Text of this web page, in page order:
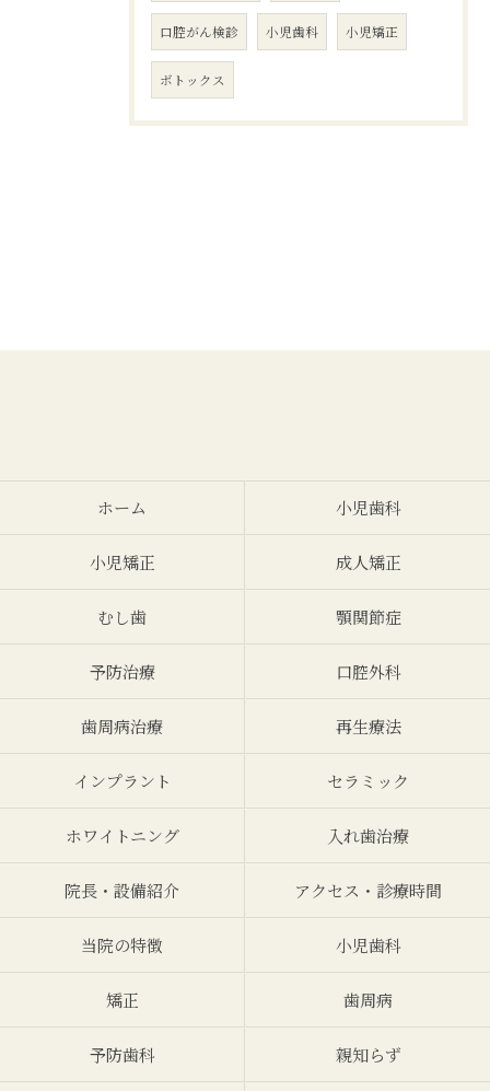
口腔がん検診 小児歯科 小児矯正
ボトックス
ホーム 小児歯科
小児矯正 成人矯正
むし歯 顎関節症
予防治療 口腔外科
歯周病治療 再生療法
インプラント セラミック
ホワイトニング 入れ歯治療
院長・設備紹介 アクセス・診療時間
当院の特徴 小児歯科
矯正 歯周病
予防歯科 親知らず